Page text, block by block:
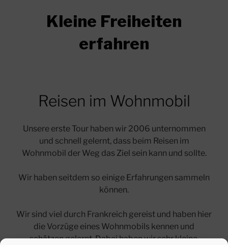
Kleine Freiheiten
erfahren
Reisen im Wohnmobil
Unsere erste Tour haben wir 2006 unternommen
und schnell gelernt, dass beim Reisen im
Wohnmobil der Weg das Ziel sein kann und sollte.
Wir haben seitdem so einige Erfahrungen sammeln
können.
Wir sind viel durch Frankreich gereist und haben hier
die Vorzüge eines Wohnmobils kennen und
schätzen gelernt. Dabei haben wir sehr kleine,